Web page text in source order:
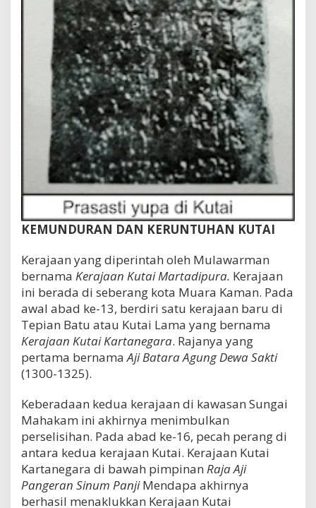
KEMUNDURAN DAN KERUNTUHAN KUTAI
Kerajaan yang diperintah oleh Mulawarman
bernama Kerajaan Kutai Martadipura. Kerajaan
ini berada di seberang kota Muara Kaman. Pada
awal abad ke-13, berdiri satu kerajaan baru di
Tepian Batu atau Kutai Lama yang bernama
Kerajaan Kutai Kartanegara. Rajanya yang
pertama bernamaAji Batara Agung Dewa Sakti
(1300-1325).
Keberadaan kedua kerajaan di kawasan Sungai
Mahakam ini akhirnya menimbulkan
perselisihan. Pada abad ke-16, pecah perang di
antara kedua kerajaan Kutai. Kerajaan Kutai
Kartanegara di bawah pimpinan Raja Aji
Pangeran Sinum PanjiMendapa akhirnya
berhasil menaklukkan Kerajaan Kutai